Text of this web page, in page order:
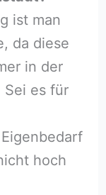
ist man
da diese
in der
Sei es für
hoch